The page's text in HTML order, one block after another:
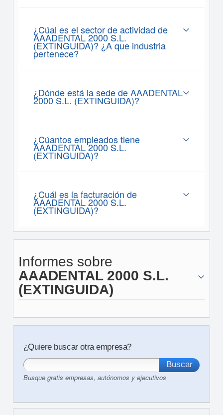
¿Cúal es el sector de actividad de
AAADENTAL 2000 S.L.
(EXTINGUIDA)? ¿A que industria
pertenece?
¿Dónde está la sede de AAADENTAL
2000 S.L. (EXTINGUIDA)?
¿Cúantos empleados tiene
AAADENTAL 2000 S.L.
(EXTINGUIDA)?
¿Cuál es la facturación de
AAADENTAL 2000 S.L.
(EXTINGUIDA)?
Informes sobre
AAADENTAL 2000 S.L.
(EXTINGUIDA)
¿Quiere buscar otra empresa?
Busque gratis empresas, autónomos y ejecutivos